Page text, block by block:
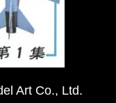
Art Co., Ltd.